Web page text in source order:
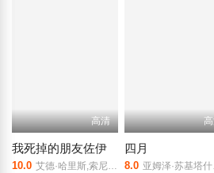
高清
我死掉的朋友佐伊
10.0 艾德·哈里斯,索尼夸·马丁-格林,娜塔丽·莫瑞丝,摩根·弗里曼,乌特卡什·安邦德卡尔,格洛利亚·鲁本
四月
8.0 亚姆泽·苏基塔什威利,卡卡·金祖拉什威利,梅拉布·尼尼泽,罗扎·坎切什威利,安娜·尼科拉娃